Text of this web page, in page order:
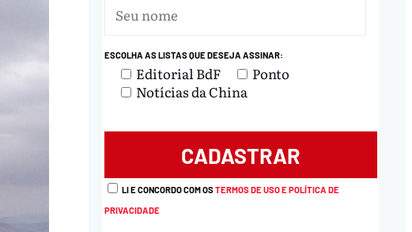
ESCOLHA AS LISTAS QUE DESEJA ASSINAR:
Editorial BdF
Ponto
Notícias da China
LI E CONCORDO COM OSTERMOS DE USO E POLÍTICA DE
PRIVACIDADE